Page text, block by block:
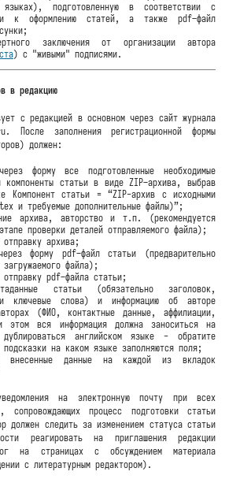
языках), подготовленную в соответствии с
к оформлению статей, а также pdf–файл
заключения от организации автора
) с "живыми" подписями.
в редакцию
с редакцией в основном через сайт журнала
После заполнения регистрационной формы
должен:
форму все подготовленные необходимые
компоненты статьи в виде ZIP–архива, выбрав
Компонент статьи = “ZIP-архив с исходными
и требуемые дополнительные файлы)”;
архива, авторство и т.п. (рекомендуется
проверки деталей отправляемого файла);
отправку архива;
форму pdf–файл статьи (предварительно
файла);
отправку pdf–файла статьи;
статьи (обязательно заголовок,
ключевые слова) и информацию об авторе
(ФИО, контактные данные, аффилиации,
этом вся информация должна заноситься на
английском языке - обратите
подсказки на каком языке заполняются поля;
внесенные данные на каждой из вкладок
на электронную почту при всех
сопровождающих процесс подготовки статьи
должен следить за изменением статуса статьи
реагировать на приглашения редакции
на страницах с обсуждением материала
с литературным редактором).